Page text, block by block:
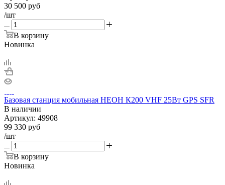
30 500 руб
/шт
В корзину
Новинка
Базовая станция мобильная НЕОН К200 VHF 25Вт GPS SFR
В наличии
Артикул: 49908
99 330 руб
/шт
В корзину
Новинка